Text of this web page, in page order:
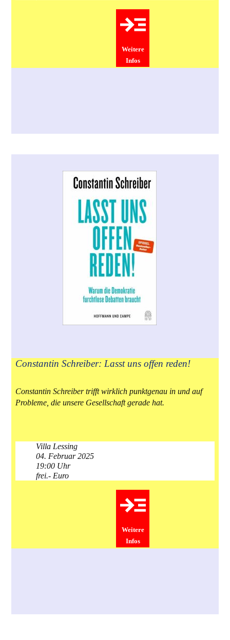
Weitere
Infos
Constantin Schreiber: Lasst uns offen reden!
Constantin Schreiber trifft wirklich punktgenau in und auf
Probleme, die unsere Gesellschaft gerade hat.
Villa Lessing
04. Februar 2025
19:00 Uhr
frei.- Euro
Weitere
Infos